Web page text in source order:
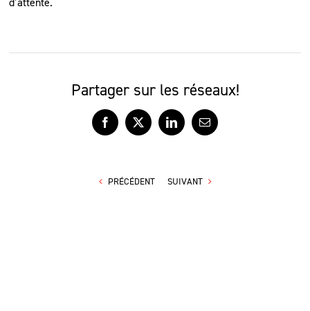
Partager sur les réseaux!
Facebook
X LinkedInCourriel
PRÉCÉDENT SUIVANT